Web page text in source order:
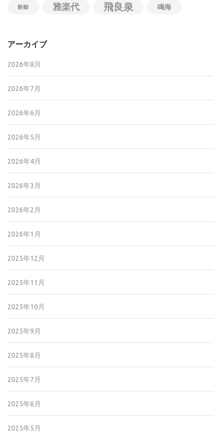
酔鯨 雅楽代 飛良泉 鳴海
アーカイブ
2026年8月
2026年7月
2026年6月
2026年5月
2026年4月
2026年3月
2026年2月
2026年1月
2025年12月
2025年11月
2025年10月
2025年9月
2025年8月
2025年7月
2025年6月
2025年5月